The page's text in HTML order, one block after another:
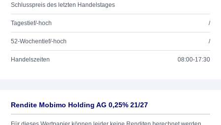
Schlusspreis des letzten Handelstages
Tagestief/-hoch /
52-Wochentief/-hoch /
Handelszeiten 08:00-17:30
Rendite Mobimo Holding AG 0,25% 21/27